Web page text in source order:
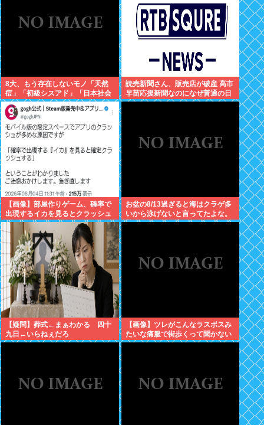
8大、もう存在しないモノ「天然
痘」「初級シスアド」「日本社会
党」「コンパイル」「AmPm」
「ジャスコ」「共立薬科大学」
読売新聞さん、販売店が破産 高市
早苗応援新聞なのになぜ普通の日
本人は買い支えないの？
【画像】部屋作りゲーム、確率で
出現するイカを見るとクラッシュ
する不具合が発生ｗｗｗ
お盆の8/13過ぎると海はクラゲ多
いから泳げないと言ってたよな。
昔お盆過ぎると寒くなっていたし
【疑問】葬式←まぁわかる 四十
九日←いらねぇだろ
【画像】ツレがこんなラスボスみ
たいな痛服で街歩くって聞かない
んやが、ガチで勘弁して欲しい